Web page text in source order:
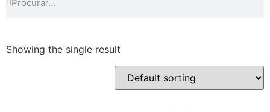
Showing the single result